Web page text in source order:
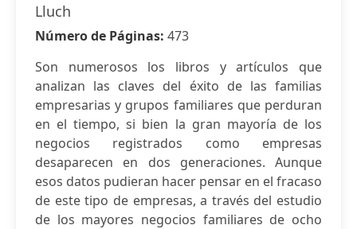
Lluch
Número de Páginas: 473
Son numerosos los libros y artículos que
analizan las claves del éxito de las familias
empresarias y grupos familiares que perduran
en el tiempo, si bien la gran mayoría de los
negocios registrados como empresas
desaparecen en dos generaciones. Aunque
esos datos pudieran hacer pensar en el fracaso
de este tipo de empresas, a través del estudio
de los mayores negocios familiares de ocho